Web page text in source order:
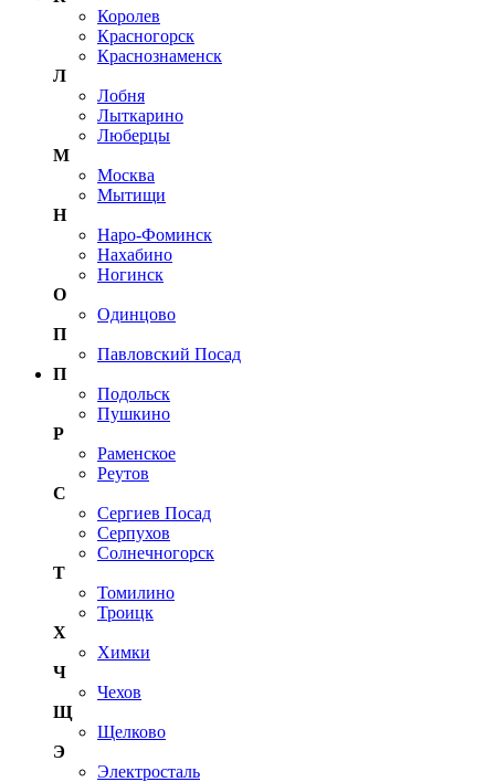
Королев
Красногорск
Краснознаменск
Л
Лобня
Лыткарино
Люберцы
М
Москва
Мытищи
Н
Наро-Фоминск
Нахабино
Ногинск
О
Одинцово
П
Павловский Посад
П
Подольск
Пушкино
Р
Раменское
Реутов
С
Сергиев Посад
Серпухов
Солнечногорск
Т
Томилино
Троицк
Х
Химки
Ч
Чехов
Щ
Щелково
Э
Электросталь